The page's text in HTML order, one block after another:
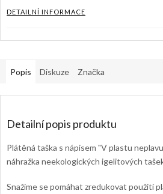
DETAILNÍ INFORMACE
Popis Diskuze Značka
Detailní popis produktu
Plátěná taška s nápisem "V plastu
náhražka neekologických igelitových
Snažíme se pomáhat zredukovat použití